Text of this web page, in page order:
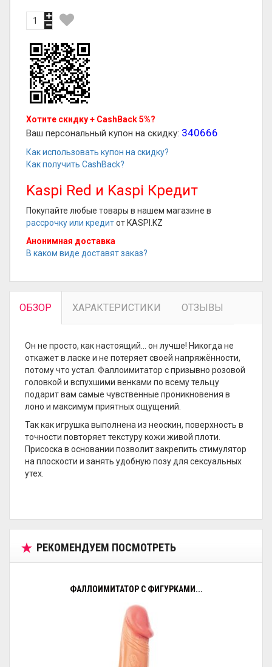
Хотите скидку + CashBack 5%?
Ваш персональный купон на скидку: 340666
Как использовать купон на скидку?
Как получить CashBack?
Kaspi Red и Kaspi Кредит
Покупайте любые товары в нашем магазине в
рассрочку или кредитот KASPI.KZ
Анонимная доставка
В каком виде доставят заказ?
ОБЗОР ХАРАКТЕРИСТИКИ ОТЗЫВЫ
Он не просто, как настоящий… он лучше! Никогда не
откажет в ласке и не потеряет своей напряжённости,
потому что устал. Фаллоимитатор с призывно розовой
головкой и вспухшими венками по всему тельцу
подарит вам самые чувственные проникновения в
лоно и максимум приятных ощущений.
Так как игрушка выполнена из неоскин, поверхность в
точности повторяет текстуру кожи живой плоти.
Присоска в основании позволит закрепить стимулятор
на плоскости и занять удобную позу для сексуальных
утех.
РЕКОМЕНДУЕМ ПОСМОТРЕТЬ
ФАЛЛОИМИТАТОР С ФИГУРКАМИ...